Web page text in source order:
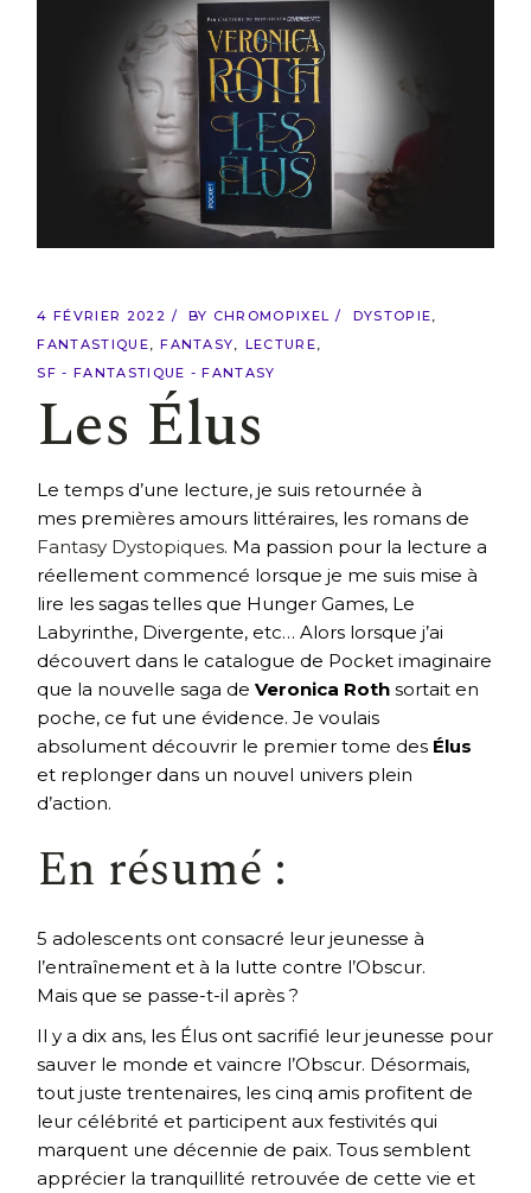
4 FÉVRIER 2022 BY CHROMOPIXEL
DYSTOPIE
FANTASTIQUE
FANTASY
LECTURE
SF - FANTASTIQUE - FANTASY
Les Élus
Le temps d’une lecture, je suis retournée à
mes premières amours littéraires, les romans de
Fantasy Dystopiques. Ma passion pour la lecture a
réellement commencé lorsque je me suis mise à
lire les sagas telles que Hunger Games, Le
Labyrinthe, Divergente, etc… Alors lorsque j’ai
découvert dans le catalogue de Pocket imaginaire
que la nouvelle saga deVeronica Roth sortait en
poche, ce fut une évidence. Je voulais
absolument découvrir le premier tome des Élus
et replonger dans un nouvel univers plein
d’action.
En résumé :
5 adolescents ont consacré leur jeunesse à
l’entraînement et à la lutte contre l’Obscur.
Mais que se passe-t-il après ?
Il y a dix ans, les Élus ont sacrifié leur jeunesse pour
sauver le monde et vaincre l’Obscur. Désormais,
tout juste trentenaires, les cinq amis profitent de
leur célébrité et participent aux festivités qui
marquent une décennie de paix. Tous semblent
apprécier la tranquillité retrouvée de cette vie et